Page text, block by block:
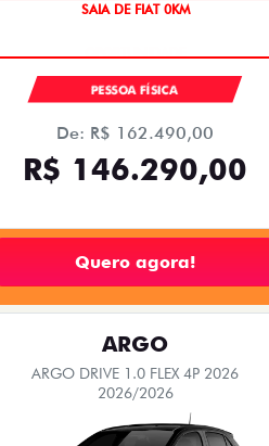
SAIA DE FIAT 0KM
PESSOA FÍSICA
De: R$ 162.490,00
R$ 146.290,00
Quero agora!
ARGO
ARGO DRIVE 1.0 FLEX 4P 2026
2026/2026